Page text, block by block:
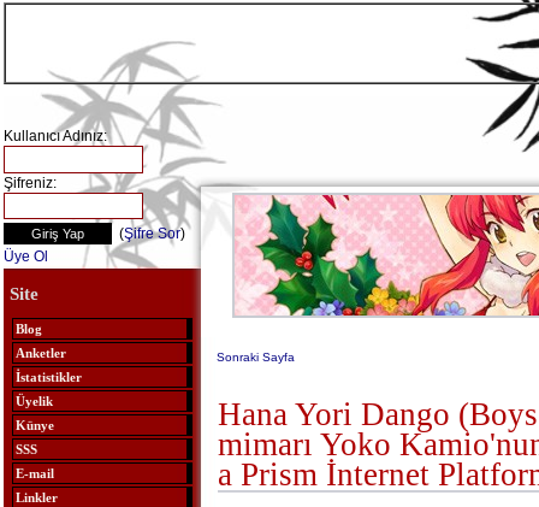
Kullanıcı Adınız:
Şifreniz:
(Şifre Sor)
Üye Ol
Site
Blog
Anketler
İstatistikler
Üyelik
Künye
SSS
E-mail
Linkler
Sonraki Sayfa
Hana Yori Dango
mimarı Yoko
a Prism İnternet